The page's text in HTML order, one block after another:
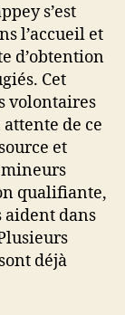
s’est
l’accueil et
d’obtention
Cet
volontaires
de ce
et
mineurs
qualifiante,
aident dans
déjà